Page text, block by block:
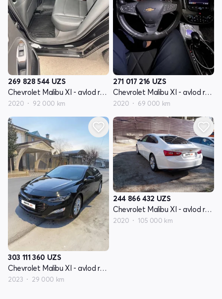
269 828 544 UZS
Chevrolet Malibu XI - avlod restyling
2020 92 000 km
271 017 216 UZS
Chevrolet Malibu XI - avlod restyling
2020 69 000 km
303 111 360 UZS
Chevrolet Malibu XI - avlod restyling
2023 29 000 km
244 866 432 UZS
Chevrolet Malibu XI - avlod restyling
2020 105 000 km